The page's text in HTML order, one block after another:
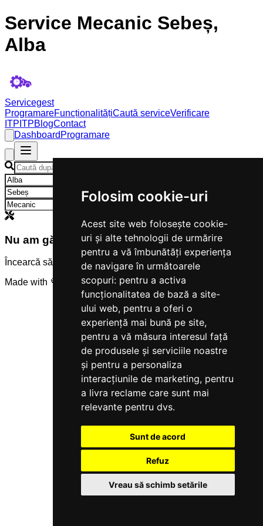
Folosim cookie-uri
Acest site web folosește cookie-
uri și alte tehnologii de urmărire
pentru a vă îmbunătăți experiența
de navigare în următoarele
scopuri: pentru a activa
funcționalitatea de bază a site-
ului web, pentru a oferi o
experiență mai bună pe site,
pentru a vă măsura interesul față
de produsele și serviciile noastre
și pentru a personaliza
interacțiunile de marketing, pentru
a livra reclame care sunt mai
relevante pentru dvs.
Sunt de acord
Refuz
Vreau să schimb setările
Service Mecanic Sebeș,
Alba
Servicegest
ProgramareFuncționalitățiCaută serviceVerificare
ITP ITPBlogContact
Dashboard Programare
×
Nu am găsit servicii
Încearcă să modifici criteriile de căutare.
Made with 💜 by
Servicegest